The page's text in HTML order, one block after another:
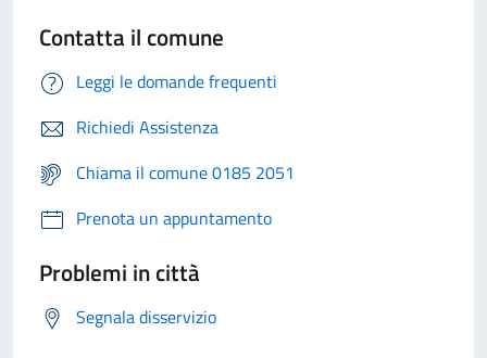
Contatta il comune
Leggi le domande frequenti
Richiedi Assistenza
Chiama il comune 0185 2051
Prenota un appuntamento
Problemi in città
Segnala disservizio